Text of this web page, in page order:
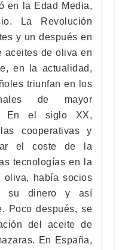
en la Edad Media,
La Revolución
y un después en
aceites de oliva en
en la actualidad,
triunfan en los
de mayor
En el siglo XX,
cooperativas y
el coste de la
tecnologías en la
oliva, había socios
su dinero y así
Poco después, se
del aceite de
En España,